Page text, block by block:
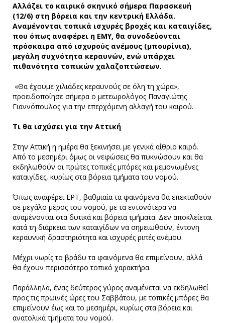
Αλλάζει το καιρικό σκηνικό σήμερα Παρασκευή
(12/6) στη βόρεια και την κεντρική Ελλάδα.
Αναμένονται τοπικά ισχυρές βροχές και καταιγίδες,
που όπως αναφέρει η ΕΜΥ, θα συνοδεύονται
πρόσκαιρα από ισχυρούς ανέμους (μπουρίνια),
μεγάλη συχνότητα κεραυνών, ενώ υπάρχει
πιθανότητα τοπικών χαλαζοπτώσεων.
«Θα έχουμε χιλιάδες κεραυνούς σε όλη τη χώρα»,
προειδοποίησε σήμερα ο μετεωρολόγος Παναγιώτης
Γιαννόπουλος για την επερχόμενη αλλαγή του καιρού.
Τι θα ισχύσει για την Αττική
Στην Αττική η ημέρα θα ξεκινήσει με γενικά αίθριο καιρό.
Από το μεσημέρι όμως οι νεφώσεις θα πυκνώσουν και θα
εκδηλωθούν οι πρώτες τοπικές μπόρες και μεμονωμένες
καταιγίδες, κυρίως στα βόρεια τμήματα του νομού.
Όπως αναφέρει ΕΡΤ, βαθμιαία τα φαινόμενα θα επεκταθούν
σε μεγάλο μέρος του νομού, με τα εντονότερα να
αναμένονται στα δυτικά και βόρεια τμήματα. Δεν αποκλείεται
κατά τη διάρκεια των καταιγίδων να σημειωθούν, έντονη
κεραυνική δραστηριότητα και ισχυρές ριπές ανέμου.
Μέχρι νωρίς το βράδυ τα φαινόμενα θα επιμείνουν, αλλά
θα έχουν περισσότερο τοπικό χαρακτήρα.
Παράλληλα, ένας δεύτερος γύρος αναμένεται να εκδηλωθεί
προς τις πρωινές ώρες του Σαββάτου, με τοπικές μπόρες θα
επιμείνουν έως και το μεσημέρι, κυρίως στα βόρεια και
ανατολικά τμήματα του νομού.